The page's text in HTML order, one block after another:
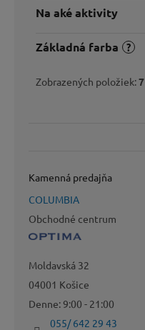
Na aké aktivity
Základná farba ?
Zobrazených položiek:7
Kamenná predajňa
COLUMBIA
Obchodné centrum
Moldavská 32
04001 Košice
Denne: 9:00 - 21:00
055/ 642 29 43